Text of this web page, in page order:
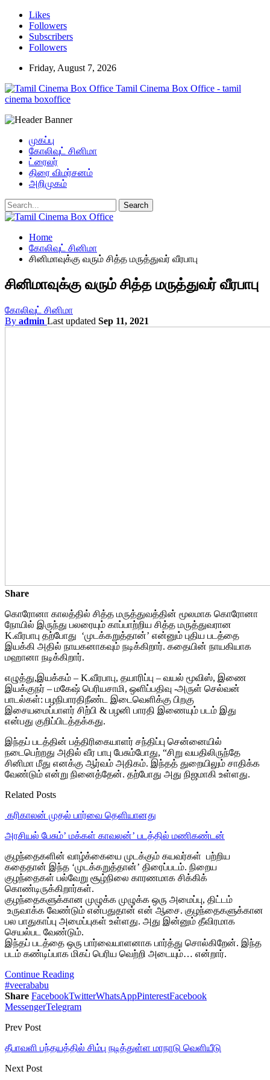
Likes
Followers
Subscribers
Followers
Friday, August 7, 2026
Tamil Cinema Box Office - tamil
cinema boxoffice
முகப்பு
கோலிவுட் சினிமா
ட்ரைலர்
திரை விமர்சனம்
அறிமுகம்
Home
கோலிவுட் சினிமா
சினிமாவுக்கு வரும் சித்த மருத்துவர் வீரபாபு
சினிமாவுக்கு வரும் சித்த மருத்துவர் வீரபாபு
கோலிவுட் சினிமா
By admin Last updated Sep 11, 2021
Share
கொரோனா காலத்தில் சித்த மருத்துவத்தின் மூலமாக கொரோனா
நோயில் இருந்து பலரையும் காப்பாற்றிய சித்த மருத்துவரான
K.வீரபாபு தற்போது ‘முடக்கறுத்தான்’ என்னும் புதிய படத்தை
இயக்கி அதில் நாயகனாகவும் நடிக்கிறார். கதையின் நாயகியாக
மஹானா நடிக்கிறார்.
எழுத்து,இயக்கம் – K.வீரபாபு, தயாரிப்பு – வயல் மூவிஸ், இணை
இயக்குநர் – மகேஷ் பெரியசாமி, ஒளிப்பதிவு -அருள் செல்வன்
பாடல்கள்: பழநிபாரதிநீண்ட இடைவெளிக்கு பிறகு
இசையமைப்பாளர் சிற்பி & பழனி பாரதி இணையும் படம் இது
என்பது குறிப்பிடத்தக்கது.
இந்தப் படத்தின் பத்திரிகையாளர் சந்திப்பு சென்னையில்
நடைபெற்றது அதில் வீர பாபு பேசும்போது, “சிறு வயதிலிருந்தே
சினிமா மீது எனக்கு ஆர்வம் அதிகம். இந்தத் துறையிலும் சாதிக்க
வேண்டும் என்று நினைத்தேன். தற்போது அது நிஜமாகி உள்ளது.
Related Posts
‎ கரிகாலன் முதல் பார்வை தெளியானது
அரசியல் பேசும்’ மக்கள் காவலன்’ படத்தில் மணிகண்டன்
குழந்தைகளின் வாழ்க்கையை முடக்கும் கயவர்கள் பற்றிய
கதைதான் இந்த ‘முடக்கறுத்தான்’ திரைப்படம். நிறைய
குழந்தைகள் பல்வேறு சூழ்நிலை காரணமாக சிக்கிக்
கொண்டிருக்கிறார்கள்.
குழந்தைகளுக்கான முழுக்க முழுக்க ஒரு அமைப்பு, திட்டம்
உருவாக்க வேண்டும் என்பதுதான் என் ஆசை. குழந்தைகளுக்கான
பல பாதுகாப்பு அமைப்புகள் உள்ளது. அது இன்னும் தீவிரமாக
செயல்பட வேண்டும்.
இந்தப் படத்தை ஒரு பார்வையாளனாக பார்த்து சொல்கிறேன். இந்த
படம் கண்டிப்பாக மிகப் பெரிய வெற்றி அடையும்… என்றார்.
Continue Reading
#veerababu
Share FacebookTwitterWhatsAppPinterestFacebook
MessengerTelegram
Prev Post
தீபாவளி பந்தயத்தில் சிம்பு நடித்துள்ள மாநாடு வெளியீடு
Next Post